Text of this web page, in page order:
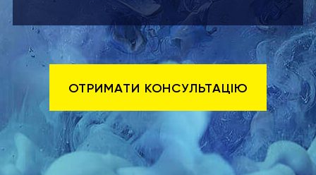
ТЕСТУЄМО І ЗАПУСКАЄМО ВАШ ПРОЕКТ
Перевіряємо коректність функцій і налаштувань
Навчаємо вас роботі з ресурсом
ОТРИМАТИ КОНСУЛЬТАЦІЮ